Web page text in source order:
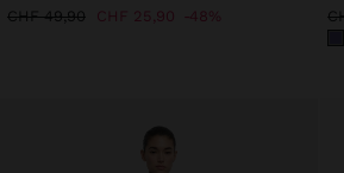
CHF 49,90 CHF 25,90 48%